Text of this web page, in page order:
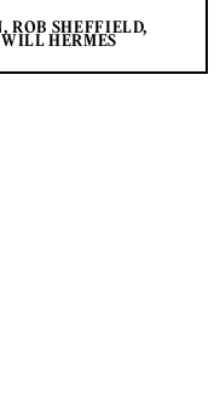
ROB SHEFFIELD,
HERMES